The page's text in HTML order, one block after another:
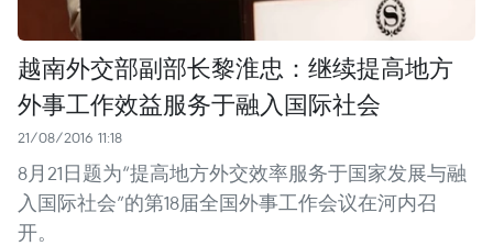
越南外交部副部长黎淮忠：继续提高地方
外事工作效益服务于融入国际社会
21/08/2016 11:18
8月21日题为“提高地方外交效率服务于国家发展与融
入国际社会”的第18届全国外事工作会议在河内召
开。